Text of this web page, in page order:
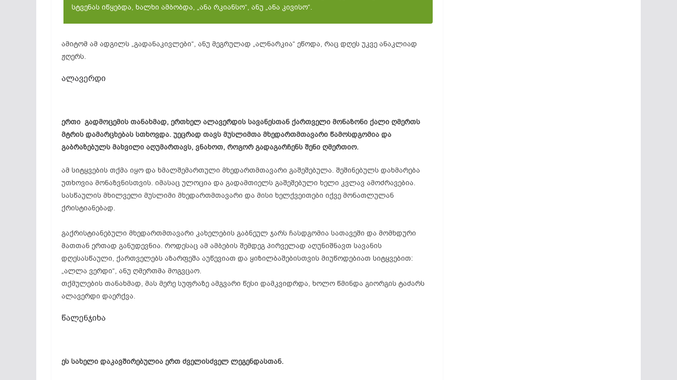
სტვენას იწყებდა, ხალხი ამბობდა, „ანა რკიანსო“, ანუ „ანა კივისო“.
ამიტომ ამ ადგილს „გადანაკივლები“, ანუ მეგრულად „ალნარკია“ ეწოდა, რაც დღეს უკვე ანაკლიად
ჟღერს.
ალავერდი
ერთი გადმოცემის თანახმად, ერთხელ ალავერდის სავანესთან ქართველი მონაზონი ქალი ღმერთს
მტრის დამარცხებას სთხოვდა. უეცრად თავს მუსლიმთა მხედართმთავარი წამოსდგომია და
გაბრაზებულს მახვილი აღუმართავს, ვნახოთ, როგორ გადაგარჩენს შენი ღმერთიო.
ამ სიტყვების თქმა იყო და ხმალშემართული მხედართმთავარი გაშეშებულა. შეშინებულს დახმარება
უთხოვია მონაზვნისთვის. იმასაც ულოცია და გადამთიელს გაშეშებული ხელი კვლავ ამოძრავებია.
სასწაულის მხილველი მუსლიმი მხედართმთავარი და მისი ხელქვეითები იქვე მონათლულან
ქრისტიანებად.
გაქრისტიანებული მხედართმთავარი კახელების გაბნეულ ჯარს ჩასდგომია სათავეში და მომხდური
მათთან ერთად განუდევნია. როდესაც ამ ამბების შემდეგ პირველად აღუნიშნავთ სავანის
დღესასწაული, ქართველებს აზარფეშა აუწევიათ და ყიზილბაშებისთვის მიუწოდებიათ სიტყვებით:
„ალლა ვერდი“, ანუ ღმერთმა მოგვცაო.
თქმულების თანახმად, მას მერე სუფრაზე ამგვარი წესი დამკვიდრდა, ხოლო წმინდა გიორგის ტაძარს
ალავერდი დაერქვა.
წალენჯიხა
ეს სახელი დაკავშირებულია ერთ ძველისძველ ლეგენდასთან.